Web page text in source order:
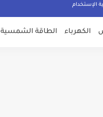
الإستخدام
الكهرباء الطاقة الشمسية